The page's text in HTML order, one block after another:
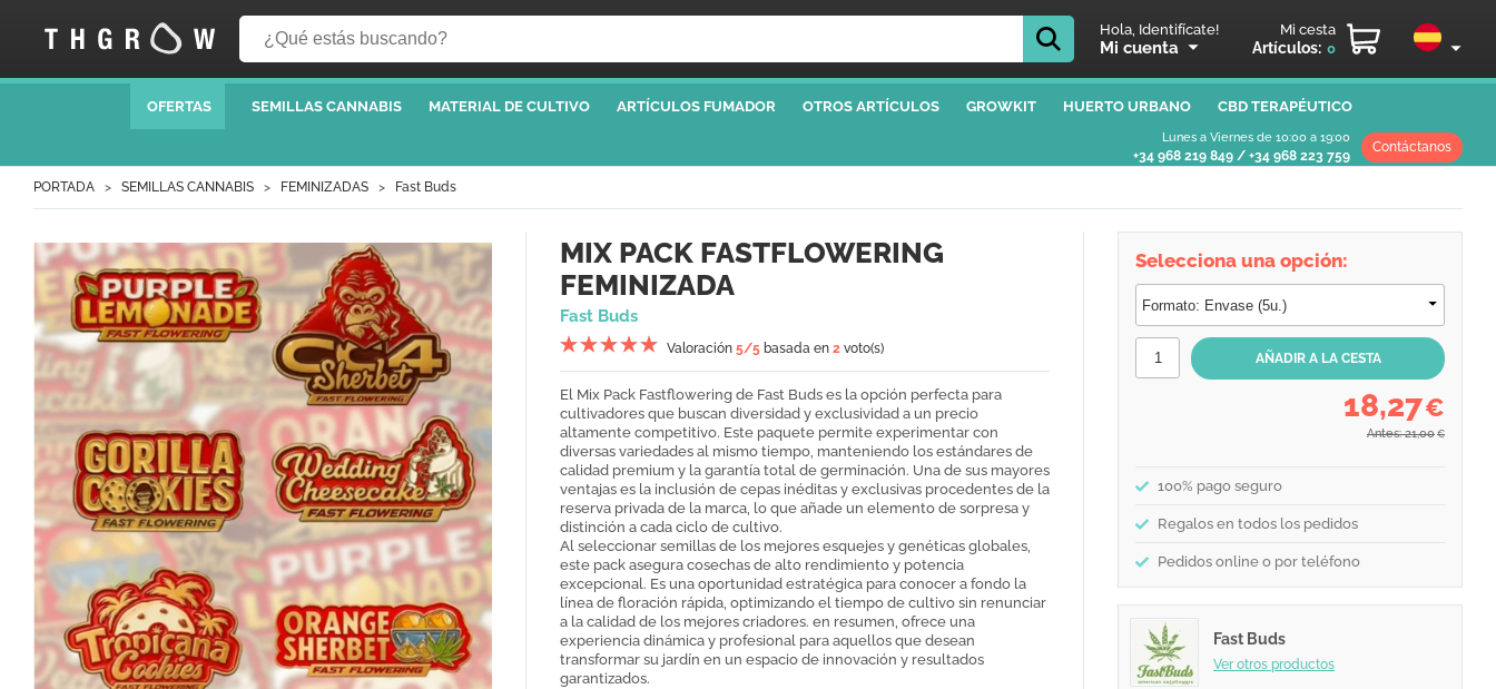
Hola, Identifícate!
Mi cuenta
Mi cesta
Artículos: 0
OFERTAS SEMILLAS CANNABIS MATERIAL DE CULTIVO ARTÍCULOS FUMADOR OTROS ARTÍCULOS GROWKIT HUERTO URBANO CBD TERAPÉUTICO
Lunes a Viernes de 10:00 a 19:00
+34 968 219 849 / +34 968 223 759
Contáctanos
PORTADA SEMILLAS CANNABIS FEMINIZADAS Fast Buds
MIX PACK FASTFLOWERING
FEMINIZADA
Fast Buds
Valoración 5/5 basada en 2 voto(s)
El Mix Pack Fastflowering de Fast Buds es la opción perfecta para
cultivadores que buscan diversidad y exclusividad a un precio
altamente competitivo. Este paquete permite experimentar con
diversas variedades al mismo tiempo, manteniendo los estándares de
calidad premium y la garantía total de germinación. Una de sus mayores
ventajas es la inclusión de cepas inéditas y exclusivas procedentes de la
reserva privada de la marca, lo que añade un elemento de sorpresa y
distinción a cada ciclo de cultivo.
Al seleccionar semillas de los mejores esquejes y genéticas globales,
este pack asegura cosechas de alto rendimiento y potencia
excepcional. Es una oportunidad estratégica para conocer a fondo la
línea de floración rápida, optimizando el tiempo de cultivo sin renunciar
a la calidad de los mejores criadores. en resumen, ofrece una
experiencia dinámica y profesional para aquellos que desean
transformar su jardín en un espacio de innovación y resultados
garantizados.
Selecciona una opción:
18,27€
Antes: 21,00 €
100% pago seguro
Regalos en todos los pedidos
Pedidos online o por teléfono
Fast Buds
Ver otros productos